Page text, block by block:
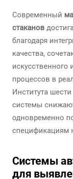
Современный
стаканов
благодаря
качества,
искусственного
процессов в
Института
системы
одновременно
спецификациям
Системы
для